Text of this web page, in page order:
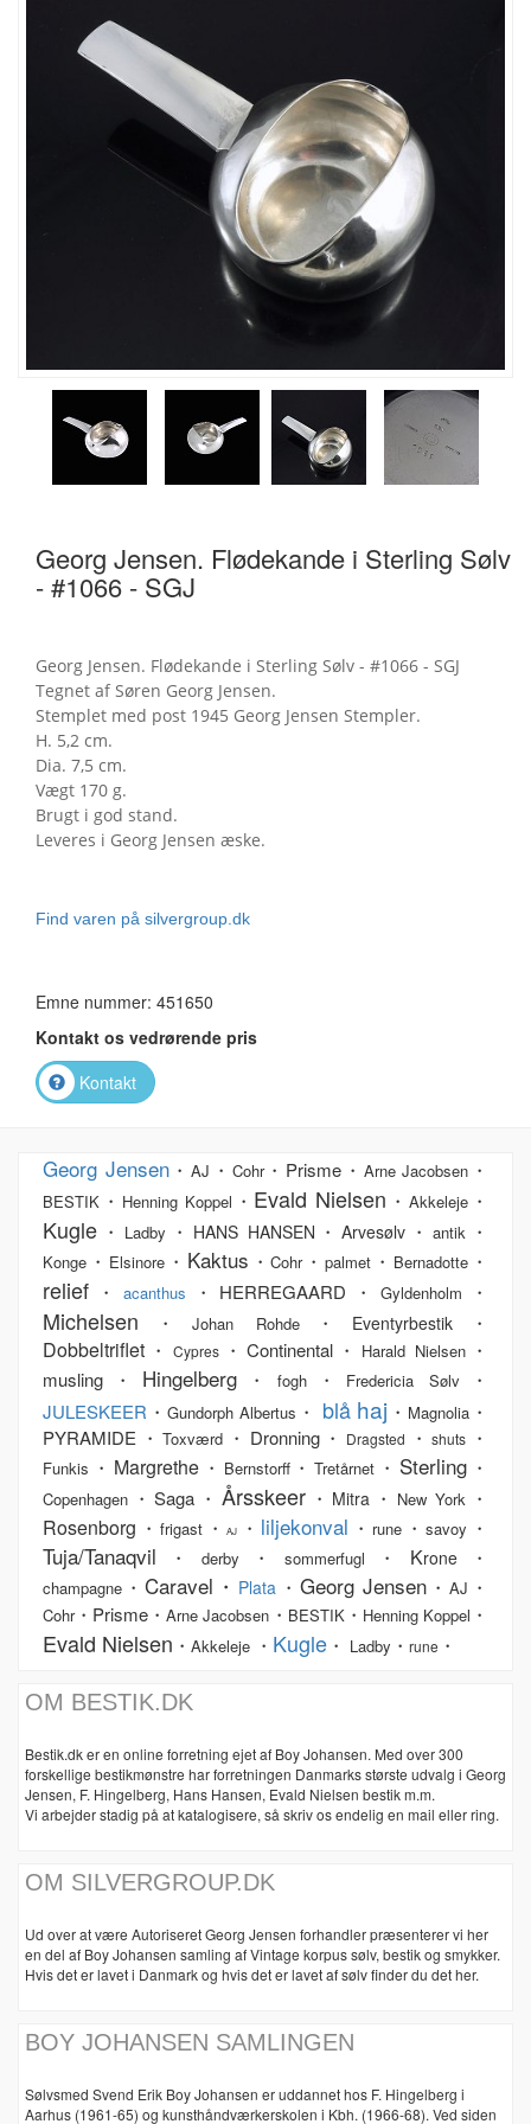
Georg Jensen. Flødekande i Sterling Sølv
- #1066 - SGJ
Georg Jensen. Flødekande i Sterling Sølv - #1066 - SGJ
Tegnet af Søren Georg Jensen.
Stemplet med post 1945 Georg Jensen Stempler.
H. 5,2 cm.
Dia. 7,5 cm.
Vægt 170 g.
Brugt i god stand.
Leveres i Georg Jensen æske.
Find varen på silvergroup.dk
Emne nummer: 451650
Kontakt os vedrørende pris
Kontakt
Georg Jensen・AJ ・ Cohr・Prisme・ Arne Jacobsen ・
BESTIK ・ Henning Koppel ・ Evald Nielsen ・Akkeleje ・
Kugle ・ Ladby ・ HANS HANSEN ・Arvesølv ・antik ・
Konge ・ Elsinore・ Kaktus ・Cohr・palmet ・ Bernadotte ・
relief ・ acanthus ・HERREGAARD・Gyldenholm ・
Michelsen ・ Johan Rohde・ Eventyrbestik ・
Dobbeltriflet ・ Cypres・Continental・ Harald Nielsen・
musling・ Hingelberg ・ fogh・ Fredericia Sølv・
JULESKEER ・ Gundorph Albertus ・ blå haj ・ Magnolia ・
PYRAMIDE・Toxværd ・Dronning・ Dragsted ・shuts ・
Funkis ・ Margrethe・ Bernstorff・Tretårnet ・ Sterling ・
Copenhagen ・Saga・ Årsskeer・ Mitra ・ New York ・
Rosenborg ・frigast ・AJ ・ liljekonval ・ rune ・savoy ・
Tuja/Tanaqvil ・ derby ・ sommerfugl ・ Krone・
champagne ・Caravel・ Plata ・ Georg Jensen・ AJ ・
Cohr・Prisme・Arne Jacobsen ・ BESTIK・ Henning Koppel ・
Evald Nielsen ・ Akkeleje ・ Kugle ・ Ladby ・ rune ・
OM BESTIK.DK
Bestik.dk er en online forretning ejet af Boy Johansen. Med over 300
forskellige bestikmønstre har forretningen Danmarks største udvalg i Georg
Jensen, F. Hingelberg, Hans Hansen, Evald Nielsen bestik m.m.
Vi arbejder stadig på at katalogisere, så skriv os endelig en mail eller ring.
OM SILVERGROUP.DK
Ud over at være Autoriseret Georg Jensen forhandler præsenterer vi her
en del af Boy Johansen samling af Vintage korpus sølv, bestik og smykker.
Hvis det er lavet i Danmark og hvis det er lavet af sølv finder du det her.
BOY JOHANSEN SAMLINGEN
Sølvsmed Svend Erik Boy Johansen er uddannet hos F. Hingelberg i
Aarhus (1961-65) og kunsthåndværkerskolen i Kbh. (1966-68). Ved siden